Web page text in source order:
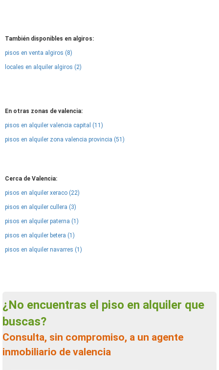
También disponibles en algiros:
pisos en venta algiros (8)
locales en alquiler algiros (2)
En otras zonas de valencia:
pisos en alquiler valencia capital (11)
pisos en alquiler zona valencia provincia (51)
Cerca de Valencia:
pisos en alquiler xeraco (22)
pisos en alquiler cullera (3)
pisos en alquiler paterna (1)
pisos en alquiler betera (1)
pisos en alquiler navarres (1)
¿No encuentras el piso en alquiler que
buscas?
Consulta, sin compromiso, a un agente
inmobiliario de valencia